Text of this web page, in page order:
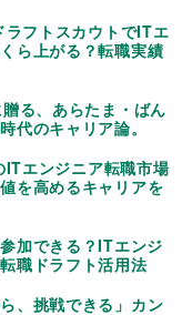
ラフトスカウトでITエ
ら上がる？転職実績
る、あらたま・ばん
代のキャリア論。
ITエンジニア転職市場
を高めるキャリアを
加できる？ITエンジ
職ドラフト活用法
、挑戦できる」カン